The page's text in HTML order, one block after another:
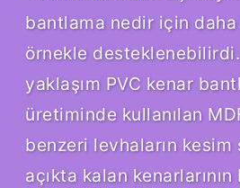
bantlama nedir için daha
örnekle
yaklaşım PVC kenar
üretiminde kullanılan
benzeri levhaların kesim
açıkta kalan